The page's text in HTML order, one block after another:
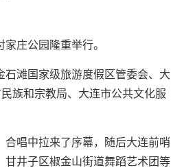
庄公园隆重举行。
滩国家级旅游度假区管委会、大
族和宗教局、大连市公共文化服
唱中拉来了序幕，随后大连前哨
井子区椒金山街道舞蹈艺术团等